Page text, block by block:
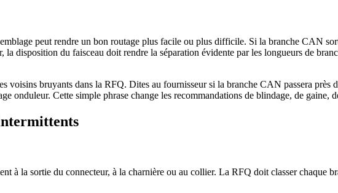
peut rendre un bon routage plus facile ou plus difficile. Si la branche CAN
disposition du faisceau doit rendre la séparation évidente par les longueurs de
voisins bruyants dans la RFQ. Dites au fournisseur si la branche CAN passera près
onduleur. Cette simple phrase change les recommandations de blindage, de gaine,
à la sortie du connecteur, à la charnière ou au collier. La RFQ doit classer chaque